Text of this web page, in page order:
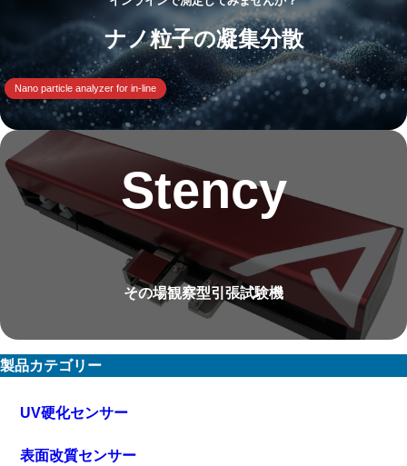
ナノ粒子の凝集分散
Nano particle analyzer for in-line
Stency
その場観察型引張試験機
製品カテゴリー
UV硬化センサー
表面改質センサー